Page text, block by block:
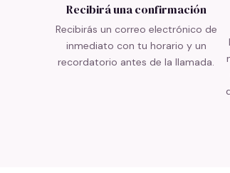
Recibirá una confirmación
Recibirás un correo electrónico de
inmediato con tu horario y un
recordatorio antes de la llamada.